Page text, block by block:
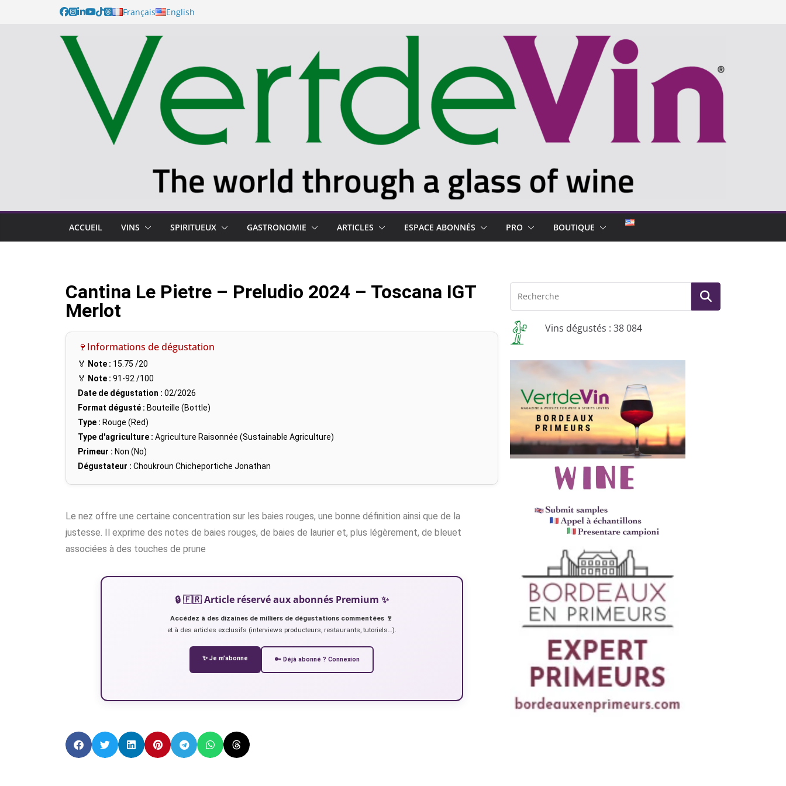
Français English
ACCUEIL VINS SPIRITUEUX GASTRONOMIE ARTICLES ESPACE ABONNÉS PRO BOUTIQUE
Cantina Le Pietre – Preludio 2024 – Toscana IGT
Merlot
🍷Informations de dégustation
🏅 Note : 15.75 /20
🏅 Note : 91-92/100
Date de dégustation : 02/2026
Format dégusté : Bouteille (Bottle)
Type : Rouge (Red)
Type d'agriculture : Agriculture Raisonnée (Sustainable Agriculture)
Primeur : Non (No)
Dégustateur : Choukroun Chicheportiche Jonathan
Le nez offre une certaine concentration sur les baies rouges, une bonne définition ainsi que de la
justesse. Il exprime des notes de baies rouges, de baies de laurier et, plus légèrement, de bleuet
associées à des touches de prune
🔒 🇫🇷 Article réservé aux abonnés Premium ✨
Accédez à des dizaines de milliers de dégustations commentées 🍷
et à des articles exclusifs (interviews producteurs, restaurants, tutoriels…).
✨ Je m’abonne 🔑 Déjà abonné ? Connexion
Vins dégustés : 38 084